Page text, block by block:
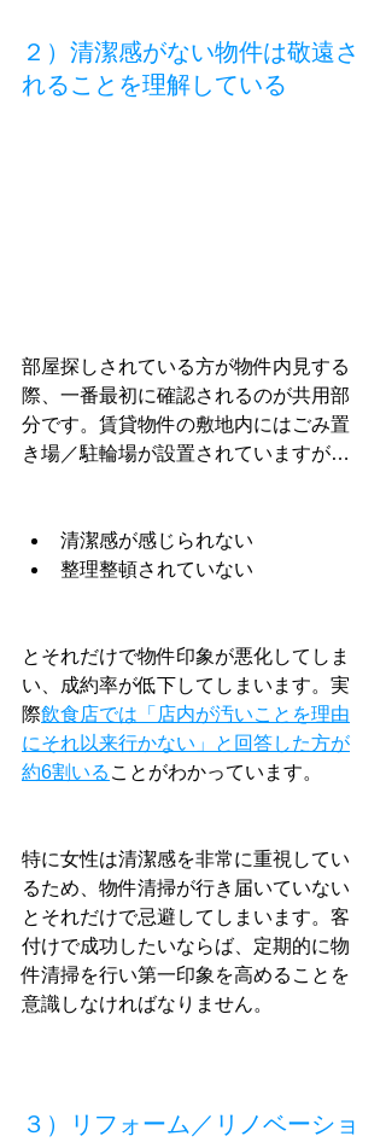
２）清潔感がない物件は敬遠さ
れることを理解している
部屋探しされている方が物件内見する
際、一番最初に確認されるのが共用部
分です。賃貸物件の敷地内にはごみ置
き場／駐輪場が設置されていますが…
清潔感が感じられない
整理整頓されていない
とそれだけで物件印象が悪化してしま
い、成約率が低下してしまいます。実
際飲食店では「店内が汚いことを理由
にそれ以来行かない」と回答した方が
約6割いる ことがわかっています。
特に女性は清潔感を非常に重視してい
るため、物件清掃が行き届いていない
とそれだけで忌避してしまいます。客
付けで成功したいならば、定期的に物
件清掃を行い第一印象を高めることを
意識しなければなりません。
３）リフォーム／リノベーショ